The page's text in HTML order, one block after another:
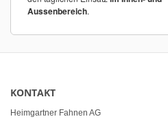
Aussenbereich.
KONTAKT
Heimgartner Fahnen AG